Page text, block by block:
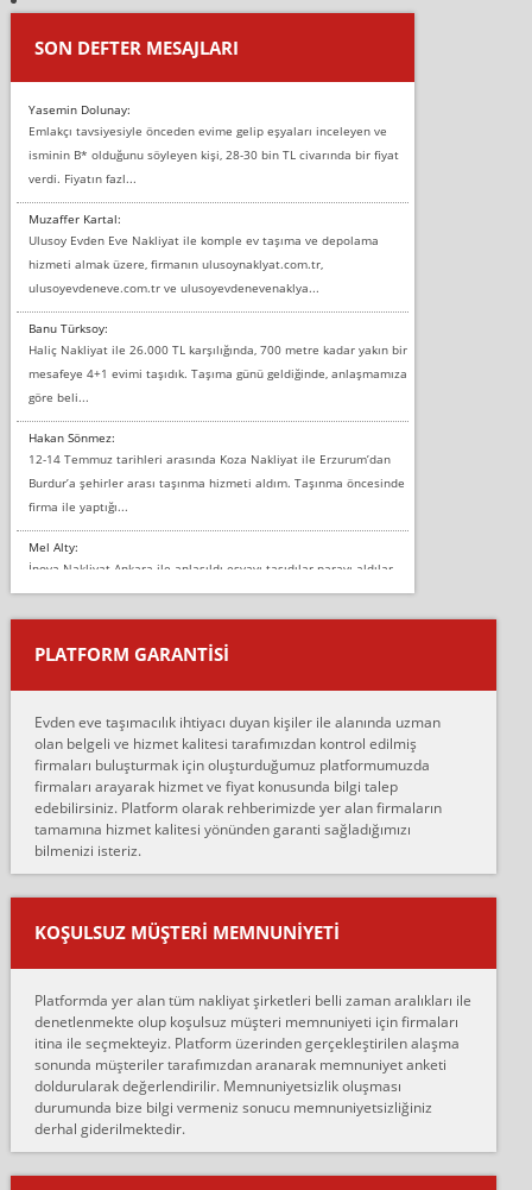
SON DEFTER MESAJLARI
Yasemin Dolunay:
Emlakçı tavsiyesiyle önceden evime gelip eşyaları inceleyen ve
isminin B* olduğunu söyleyen kişi, 28-30 bin TL civarında bir fiyat
verdi. Fiyatın fazl...
Muzaffer Kartal:
Ulusoy Evden Eve Nakliyat ile komple ev taşıma ve depolama
hizmeti almak üzere, firmanın ulusoynaklyat.com.tr,
ulusoyevdeneve.com.tr ve ulusoyevdenevenaklya...
Banu Türksoy:
Haliç Nakliyat ile 26.000 TL karşılığında, 700 metre kadar yakın bir
mesafeye 4+1 evimi taşıdık. Taşıma günü geldiğinde, anlaşmamıza
göre beli...
Hakan Sönmez:
12-14 Temmuz tarihleri arasında Koza Nakliyat ile Erzurum’dan
Burdur’a şehirler arası taşınma hizmeti aldım. Taşınma öncesinde
firma ile yaptığı...
Mel Alty:
İnova Nakliyat Ankara ile anlaşıldı eşyayı taşıdılar parayı aldılar.
Salon duvarına bir baktım birisi boydan alüminyum renkli bantı
yapıştırm...
Murat:
çalıştıklarını, müş...
Ahmet:
Lüleburgaz güngünes evden eve naklyat eşyalarımı taşımak için
anlaştık sabah eve geldiklerinde de eşyalarımı düzgün şekilde
sarcaz demelerine r...
mehmet güldü:
Ankara ALİCANLAR NAKLİYAT Tutarsız ve ticari ahlak problemleri
var verdikleri fiyat teklifini arttırdılar. Sonrasında taşıma gününde
oldukça tutarsı...
Ankara Alicanlar naklyat tel 5465524025. 2600 TL'ye ankaradan
Konya ya Alicanlar naklyat la anlaştık bu şahıs evin taşınacağı gün
fiyatın mazoto gele...
Fatih kokmese:
Diyarbakır dan eşyamı getirtmek için anlaştım sözleşme yaptım.
Son anda fiyat artırdılar.. mecburiyetten tasittim.. bu kişiler ağrılı
PLATFORM GARANTİSİ
Evden eve taşımacılık ihtiyacı duyan kişiler ile alanında uzman
olan belgeli ve hizmet kalitesi tarafımızdan kontrol edilmiş
firmaları buluşturmak için oluşturduğumuz platformumuzda
firmaları arayarak hizmet ve fiyat konusunda bilgi talep
edebilirsiniz. Platform olarak rehberimizde yer alan firmaların
tamamına hizmet kalitesi yönünden garanti sağladığımızı
bilmenizi isteriz.
KOŞULSUZ MÜŞTERI MEMNUNIYETI
Platformda yer alan tüm nakliyat şirketleri belli zaman aralıkları ile
denetlenmekte olup koşulsuz müşteri memnuniyeti için firmaları
itina ile seçmekteyiz. Platform üzerinden gerçekleştirilen alaşma
sonunda müşteriler tarafımızdan aranarak memnuniyet anketi
doldurularak değerlendirilir. Memnuniyetsizlik oluşması
durumunda bize bilgi vermeniz sonucu memnuniyetsizliğiniz
derhal giderilmektedir.